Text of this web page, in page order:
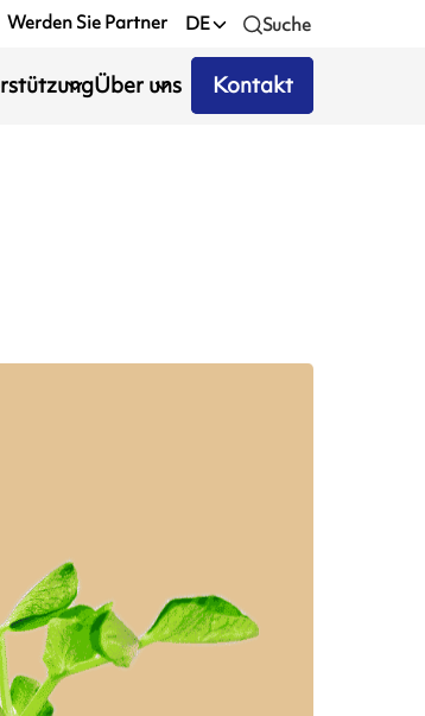
Werden Sie Partner DE Suche
Über uns Kontakt